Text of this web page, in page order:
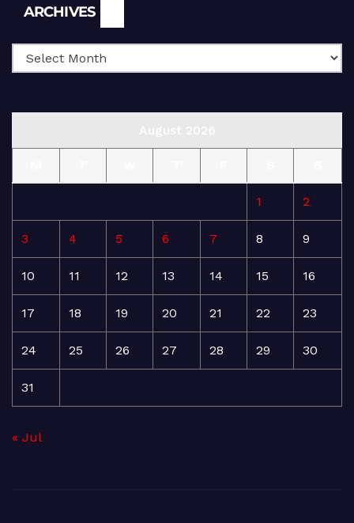
ARCHIVES
1 2
3 4 5 6 7 8 9
10 11 12 13 14 15 16
17 18 19 20 21 22 23
24 25 26 27 28 29 30
31
« Jul